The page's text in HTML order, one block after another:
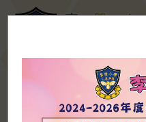
李 陞 小
敬 業 樂